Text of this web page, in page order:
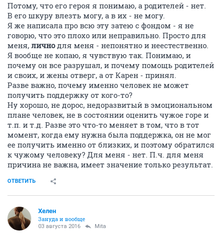
Потому, что его героя я понимаю, а родителей - нет.
В его шкуру влезть могу, а в их - не могу.
Я же написала про всю эту затею с фондом - я не
говорю, что это плохо или неправильно. Просто для
меня, личнодля меня - непонятно и неестественно.
Я вообще не копаю, я чувствую так. Понимаю, и
почему он все разрушал, и почему помощь родителей
и своих, и жены отверг, а от Карен - принял.
Разве важно, почему именно человек не может
получить поддержку от кого-то?
Ну хорошо, не дорос, недоразвитый в эмоциональном
плане человек, не в состоянии оценить чужое горе и
т.п. и т.д. Разве это что-то меняет в том, что в тот
момент, когда ему нужна была поддержка, он не мог
ее получить именно от близких, и поэтому обратился
к чужому человеку? Для меня - нет. П.ч. для меня
причина не важна, имеет значение только результат.
ОТВЕТИТЬ
Хелен
Зануда и вообще
03 августа 2016 Mita